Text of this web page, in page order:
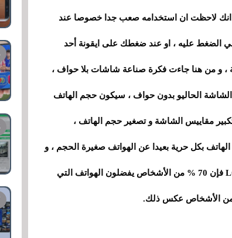
لاحظت ان استخدامه صعب جدا خصوصا عند
الضغط عليه ، او عند ضغطك على ايقونة أحد
، و من هنا جاءت فكرة صناعة شاشات بلا حواف ،
و بدون حواف ، سيكون حجم الهاتف
مقاييس الشاشة و تصغير حجم الهاتف ،
بكل حرية بعيدا عن الهواتف صغيرة الحجم ، و
يعطيه متعة و جمالية ، و بحسب تقرير حديث اجرته شركة LG فإن 70 % من الأشخاص يفضلون الهواتف التي